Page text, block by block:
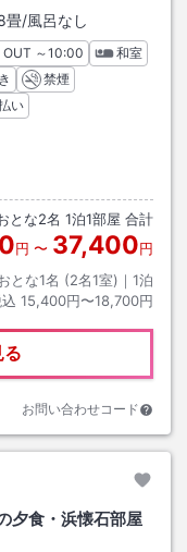
畳/風呂なし
ン
OUT チェックアウト
～10:00
和室
禁煙
い
とな2名 1泊1部屋 合計
円 〜 37,400円
とな1名 (2名1室)｜ 1泊
15,400円〜18,700円
お問い合わせコード
夕食・浜懐石部屋